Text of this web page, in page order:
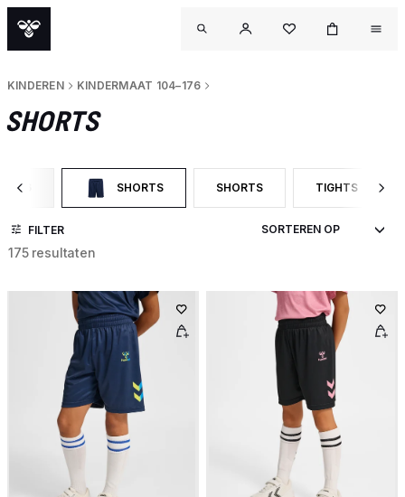
KINDEREN KINDERMAAT 104–176
SHORTS
KINDERMAAT 104–176SHORTS GESELECTEERD MOMENTEEL GEFILTERD OP
SHORTS
FILTER OP PRODUCTTYPE:
TIGHTS
FILTER OP
FILTER
175 resultaten